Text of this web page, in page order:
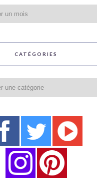
CATÉGORIES